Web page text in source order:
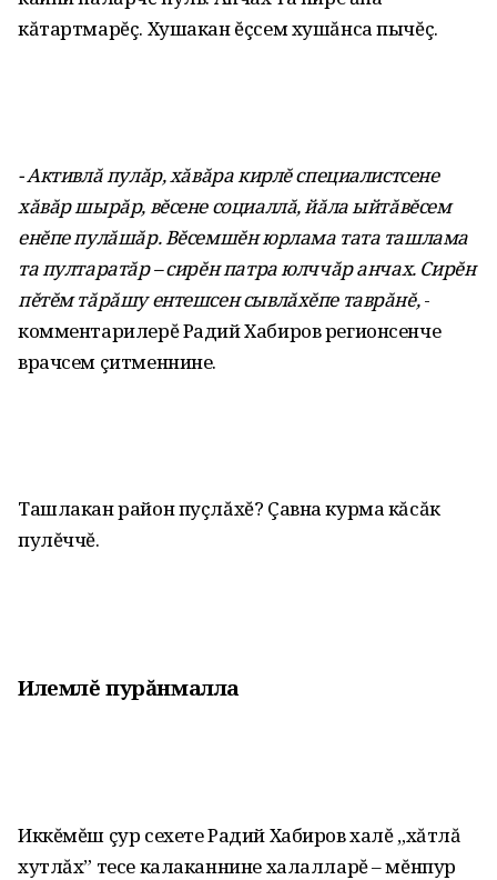
кăтартмарĕç. Хушакан ĕçсем хушăнса пычĕç.
- Активлă пулăр, хăвăра кирлĕ специалистсене
хăвăр шырăр, вĕсене социаллă, йăла ыйтăвĕсем
енĕпе пулăшăр. Вĕсемшĕн юрлама тата ташлама
та пултаратăр – сирĕн патра юлччăр анчах. Сирĕн
пĕтĕм тăрăшу ентешсен сывлăхĕпе таврăнĕ,-
комментарилерĕ Радий Хабиров регионсенче
врачсем çитменнине.
Ташлакан район пуçлăхĕ? Çавна курма кăсăк
пулĕччĕ.
Илемлĕ пурăнмалла
Иккĕмĕш çур сехете Радий Хабиров халĕ „хăтлă
хутлăх” тесе калаканнине халалларĕ – мĕнпур